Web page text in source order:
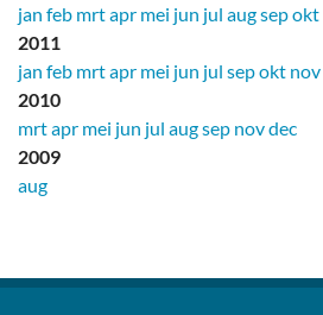
jan feb mrtapr mei jun jul augsepokt
2011
jan feb mrtapr mei jun jul sepokt nov
2010
mrtapr mei jun jul augsep novdec
2009
aug